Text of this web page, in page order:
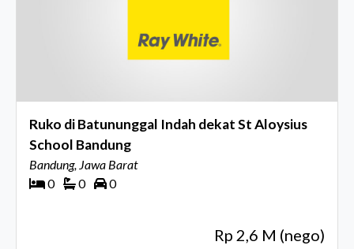
Ruko di Batununggal Indah dekat St Aloysius
School Bandung
Bandung, Jawa Barat
0
0 0
Rp 2,6 M (nego)